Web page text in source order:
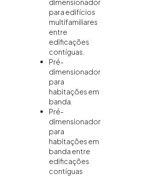
dimensionador
para edifícios
multifamiliares
entre
edificações
contíguas.
Pré-
dimensionador
para
habitações em
banda.
Pré-
dimensionador
para
habitações em
banda entre
edificações
contíguas